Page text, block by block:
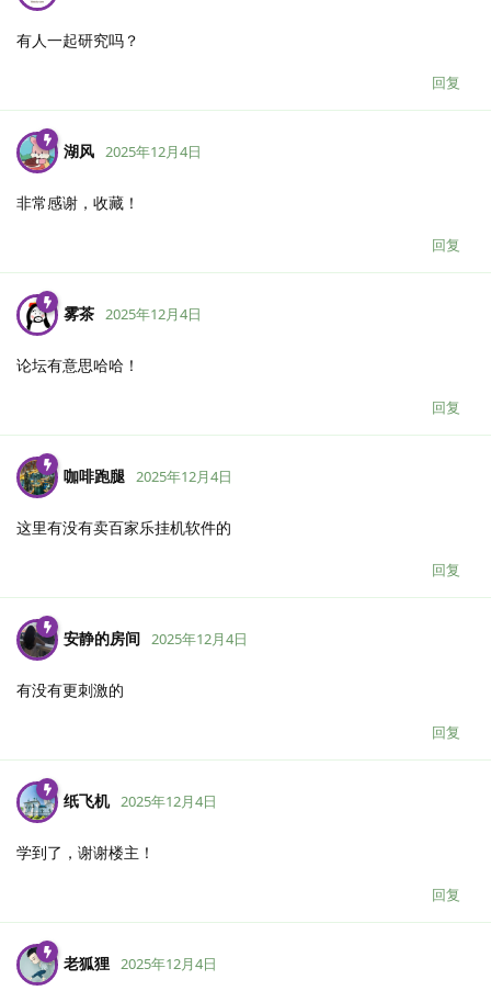
有人一起研究吗？
回复
湖风 2025年12月4日
非常感谢，收藏！
回复
雾茶 2025年12月4日
论坛有意思哈哈！
回复
咖啡跑腿 2025年12月4日
这里有没有卖百家乐挂机软件的
回复
安静的房间 2025年12月4日
有没有更刺激的
回复
纸飞机 2025年12月4日
学到了，谢谢楼主！
回复
老狐狸 2025年12月4日